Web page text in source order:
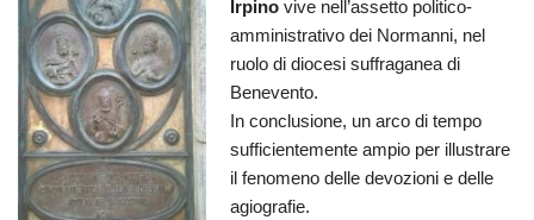
Irpino vive nell’assetto politico-
amministrativo dei Normanni, nel
ruolo di diocesi suffraganea di
Benevento.
In conclusione, un arco di tempo
sufficientemente ampio per illustrare
il fenomeno delle devozioni e delle
agiografie.